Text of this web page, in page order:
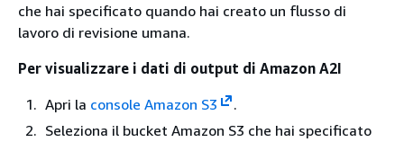
che hai specificato quando hai creato un flusso di
lavoro di revisione umana.
Per visualizzare i dati di output di Amazon A2I
Apri la console Amazon S3
.
Seleziona il bucket Amazon S3 che hai specificato